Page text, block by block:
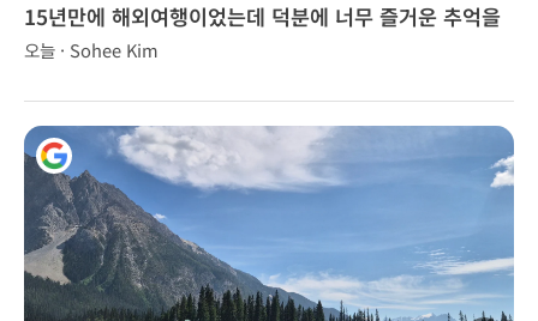
15년만에 해외여행이었는데 덕분에 너무 즐거운 추억을
만들었습니다.
오늘 · Sohee Kim